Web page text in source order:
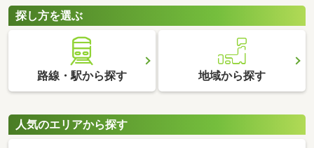
可の中古マンションを紹介します。
探し方を選ぶ
路線・駅から探す 地域から探す
人気のエリアから探す